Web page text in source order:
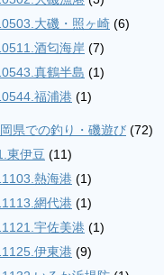
大磯・照ヶ崎 (6)
酒匂海岸 (7)
真鶴半島 (1)
福浦港 (1)
県での釣り・磯遊び (72)
東伊豆 (11)
熱海港 (1)
網代港 (1)
宇佐美港 (1)
伊東港 (9)